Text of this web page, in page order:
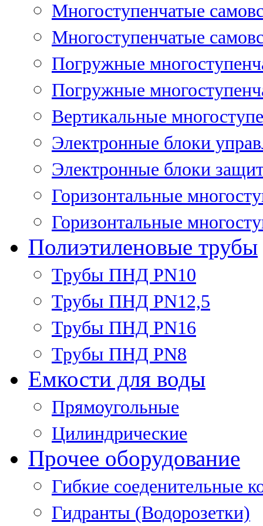
Многоступенчатые
Многоступенчатые
Погружные
Погружные
Вертикальные
Электронные блоки
Электронные блоки
Горизонтальные
Горизонтальные
Полиэтиленовые трубы
Трубы ПНД PN10
Трубы ПНД PN12,5
Трубы ПНД PN16
Трубы ПНД PN8
Емкости для воды
Прямоугольные
Цилиндрические
Прочее оборудование
Гибкие соеденительные
Гидранты (Водорозетки)